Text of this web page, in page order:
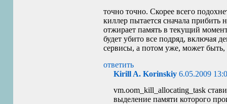
точно точно. Скорее всего
киллер пытается сначала прибить
отжирает память в текущий
будет убито все подряд, включая
сервисы, а потом уже, может
ответить
Kirill A. Korinskiy 6.05.2009
vm.oom_kill_allocating_task
выделение памяти которого